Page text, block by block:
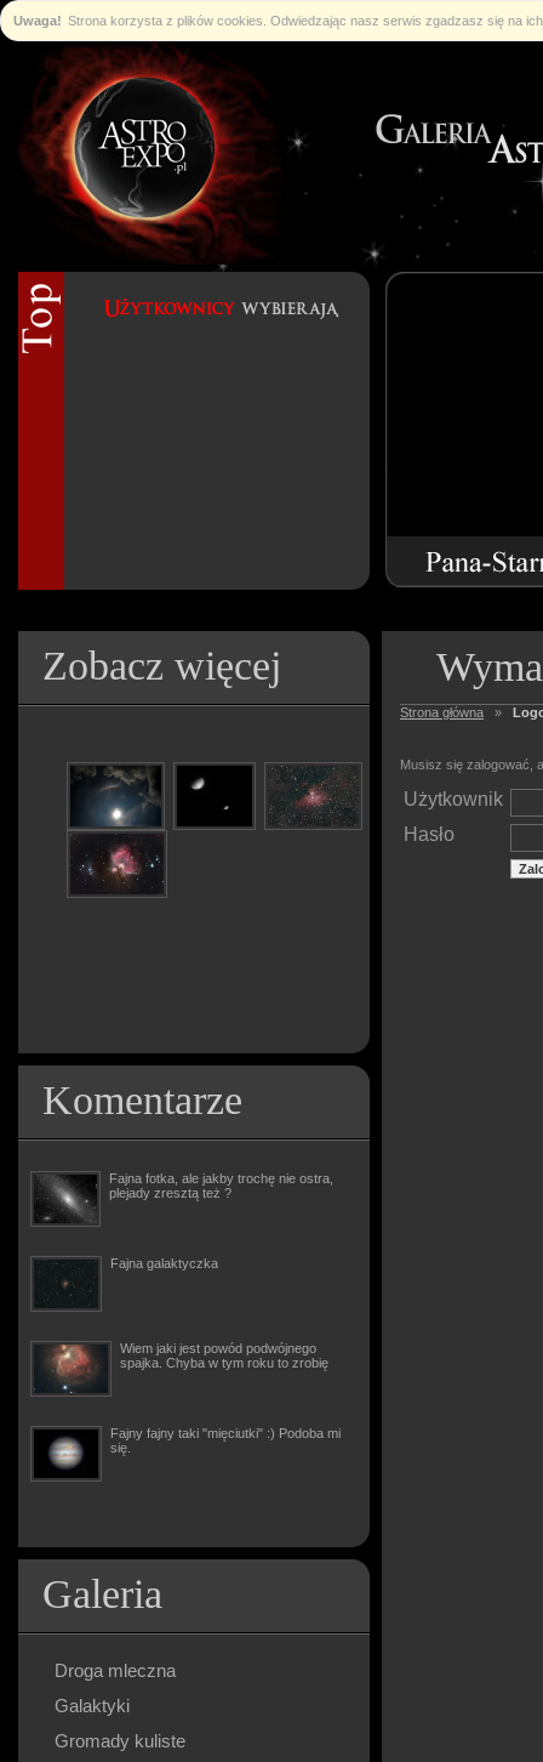
Uwaga! Strona korzysta z plików cookies. Odwiedzając nasz serwis zgadzasz się na
Zobacz więcej
Komentarze
Fajna fotka, ale jakby trochę nie ostra,
plejady zresztą też ?
Fajna galaktyczka
Wiem jaki jest powód podwójnego
spajka. Chyba w tym roku to zrobię
Fajny fajny taki "mięciutki" :) Podoba mi
się.
Galeria
Droga mleczna
Galaktyki
Gromady kuliste
Strona główna »
Musisz się zalogować,
Użytkownik
Hasło